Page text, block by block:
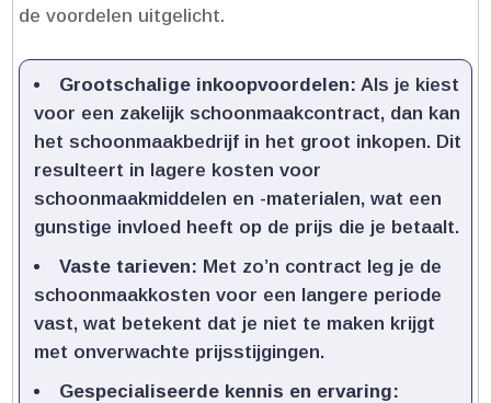
de voordelen uitgelicht.​
Grootschalige inkoopvoordelen: Als je kiest
voor een zakelijk schoonmaakcontract, dan kan
het schoonmaakbedrijf in het groot inkopen.​ Dit
resulteert in lagere kosten voor
schoonmaakmiddelen en -materialen, wat een
gunstige invloed heeft op de prijs die je betaalt.​
Vaste tarieven: Met zo’n contract leg je de
schoonmaakkosten voor een langere periode
vast, wat betekent dat je niet te maken krijgt
met onverwachte prijsstijgingen.​
Gespecialiseerde kennis en ervaring: